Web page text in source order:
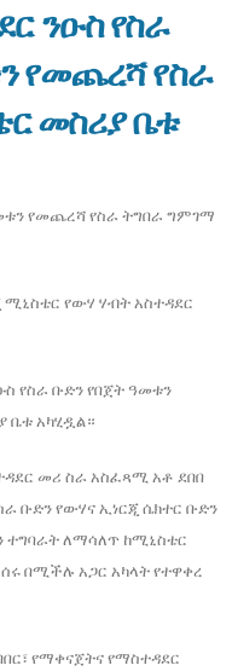
ንዑስ የስራ
የመጨረሻ የስራ
መስሪያ ቤቱ
የመጨረሻ የስራ ትግበራ ግምገማ
የውሃ ሃብት አስተዳደር
የስራ ቡድን የበጀት ዓመቱን
ቤቱ አካሂዷል።
መሪ ስራ አስፈጻሚ አቶ ደበበ
ቡድን የውሃና ኢነርጂ ሴክተር ቡድን
ተግባራት ለማሳለጥ ከሚኒስቴር
በሚችሉ አጋር አካላት የተዋቀረ
የማቀናጀትና የማስተዳደር